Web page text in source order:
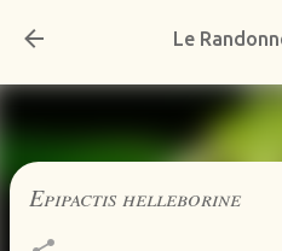
Accéder au
Le
Epipactis helleborine